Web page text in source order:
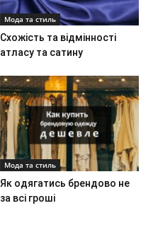
Мода та стиль
Схожість та відмінності
атласу та сатину
Мода та стиль
Як одягатись брендово не
за всі гроші